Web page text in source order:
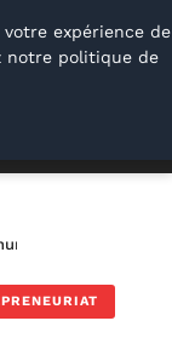
expérience de
notre politique de